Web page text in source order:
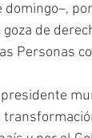
domingo–,
de
Personas